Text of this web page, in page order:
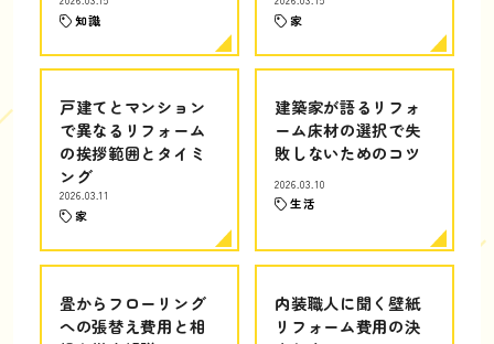
知識 家
戸建てとマンション
で異なるリフォーム
の挨拶範囲とタイミ
ング
2026.03.11
家
建築家が語るリフォ
ーム床材の選択で失
敗しないためのコツ
2026.03.10
生活
畳からフローリング
への張替え費用と相
内装職人に聞く壁紙
リフォーム費用の決